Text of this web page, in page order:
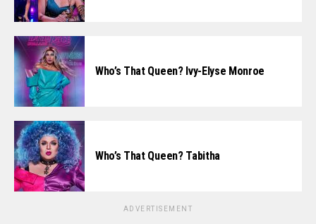
Who’s That Queen? Ivy-Elyse Monroe
Who’s That Queen? Tabitha
ADVERTISEMENT